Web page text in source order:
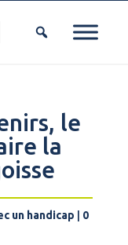
le
la
un handicap
0